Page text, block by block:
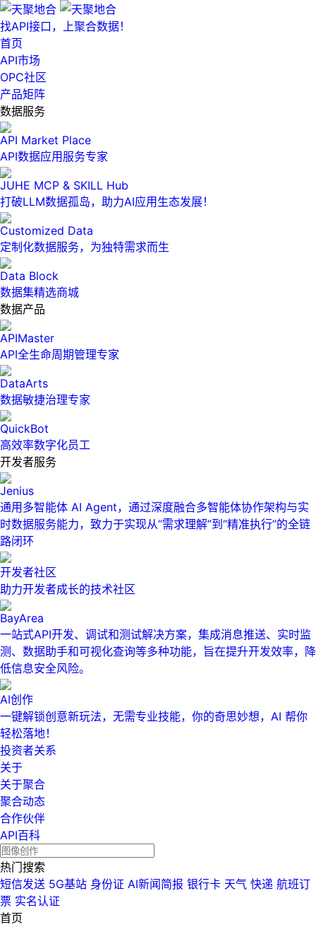
找API接口，上聚合数据！
首页
API市场
OPC社区
产品矩阵
数据服务
API Market Place
API数据应用服务专家
JUHE MCP & SKILL Hub
打破LLM数据孤岛，助力AI应用生态发展！
Customized Data
定制化数据服务，为独特需求而生
Data Block
数据集精选商城
数据产品
APIMaster
API全生命周期管理专家
DataArts
数据敏捷治理专家
QuickBot
高效率数字化员工
开发者服务
Jenius
通用多智能体 AI Agent，通过深度融合多智能体协作架构与实
时数据服务能力，致力于实现从“需求理解”到“精准执行”的全链
路闭环
开发者社区
助力开发者成长的技术社区
BayArea
一站式API开发、调试和测试解决方案，集成消息推送、实时监
测、数据助手和可视化查询等多种功能，旨在提升开发效率，降
低信息安全风险。
AI创作
一键解锁创意新玩法，无需专业技能，你的奇思妙想，AI 帮你
轻松落地！
投资者关系
关于
关于聚合
聚合动态
合作伙伴
API百科
热门搜索
短信发送 5G基站 身份证 AI新闻简报 银行卡 天气 快递 航班订
票 实名认证
首页